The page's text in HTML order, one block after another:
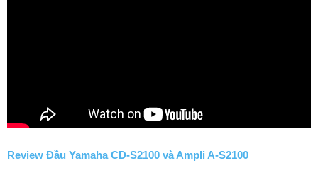
Review Đầu Yamaha CD-S2100 và Ampli A-S2100